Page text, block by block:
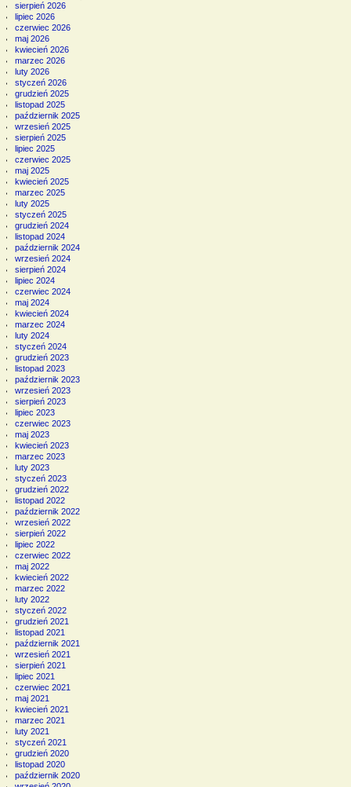
sierpień 2026
lipiec 2026
czerwiec 2026
maj 2026
kwiecień 2026
marzec 2026
luty 2026
styczeń 2026
grudzień 2025
listopad 2025
październik 2025
wrzesień 2025
sierpień 2025
lipiec 2025
czerwiec 2025
maj 2025
kwiecień 2025
marzec 2025
luty 2025
styczeń 2025
grudzień 2024
listopad 2024
październik 2024
wrzesień 2024
sierpień 2024
lipiec 2024
czerwiec 2024
maj 2024
kwiecień 2024
marzec 2024
luty 2024
styczeń 2024
grudzień 2023
listopad 2023
październik 2023
wrzesień 2023
sierpień 2023
lipiec 2023
czerwiec 2023
maj 2023
kwiecień 2023
marzec 2023
luty 2023
styczeń 2023
grudzień 2022
listopad 2022
październik 2022
wrzesień 2022
sierpień 2022
lipiec 2022
czerwiec 2022
maj 2022
kwiecień 2022
marzec 2022
luty 2022
styczeń 2022
grudzień 2021
listopad 2021
październik 2021
wrzesień 2021
sierpień 2021
lipiec 2021
czerwiec 2021
maj 2021
kwiecień 2021
marzec 2021
luty 2021
styczeń 2021
grudzień 2020
listopad 2020
październik 2020